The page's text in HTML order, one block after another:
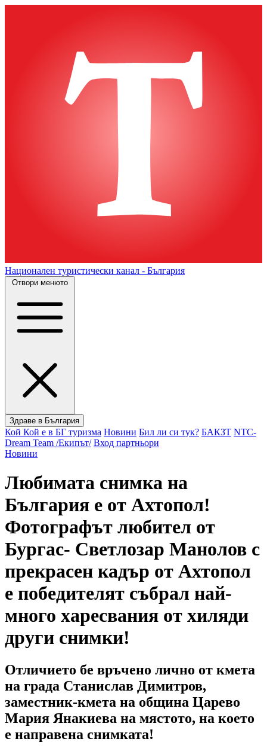
Национален туристически канал - България
Отвори менюто
Здраве в България
Кой Кой е в БГ туризма Новини Бил ли си тук? БАКЗТ NTC-
Dream Team /Екипът/ Вход партньори
Новини
Любимата снимка на
България е от Ахтопол!
Фотографът любител от
Бургас- Светлозар Манолов с
прекрасен кадър от Ахтопол
е победителят събрал най-
много харесвания от хиляди
други снимки!
Отличието бе връчено лично от кмета
на града Станислав Димитров,
заместник-кмета на община Царево
Мария Янакиева на мястото, на което
е направена снимката!